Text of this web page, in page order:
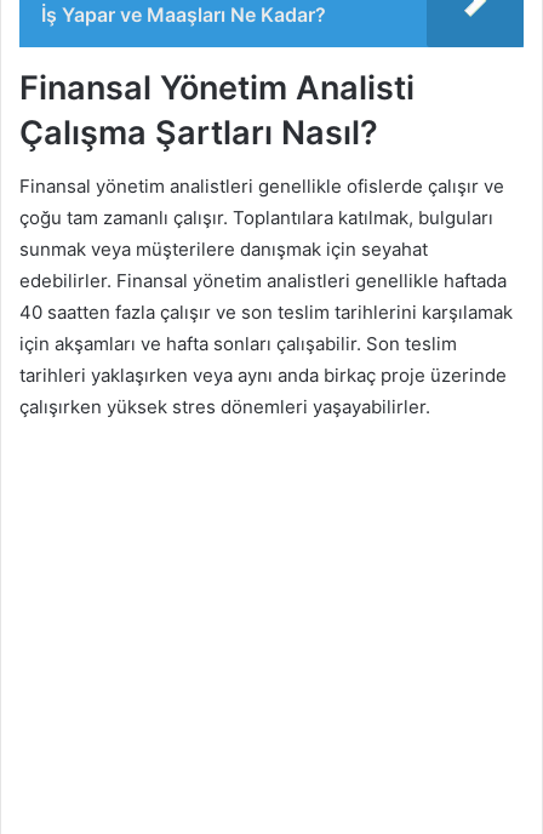
İş Yapar ve Maaşları Ne Kadar?
Finansal Yönetim Analisti
Çalışma Şartları Nasıl?
Finansal yönetim analistleri genellikle ofislerde çalışır ve
çoğu tam zamanlı çalışır. Toplantılara katılmak, bulguları
sunmak veya müşterilere danışmak için seyahat
edebilirler. Finansal yönetim analistleri genellikle haftada
40 saatten fazla çalışır ve son teslim tarihlerini karşılamak
için akşamları ve hafta sonları çalışabilir. Son teslim
tarihleri ​​yaklaşırken veya aynı anda birkaç proje üzerinde
çalışırken yüksek stres dönemleri yaşayabilirler.